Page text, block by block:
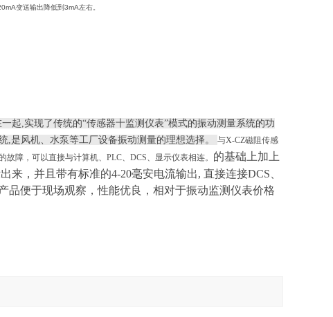
变送输出降低到3mA左右。
起,实现了传统的“传感器十监测仪表”模式的振动测量系统的功
,是风机、水泵等工厂设备振动测量的理想选择。 与X-CZ磁阻传感
障，可以直接与计算机、PLC、DCS、显示仪表相连。 的基础上加上
，并且带有标准的4-20毫安电流输出, 直接连接DCS、
品便于现场观察，性能优良，相对于振动监测仪表价格